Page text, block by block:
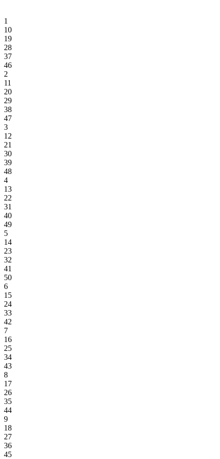
1
10
19
28
37
46
2
11
20
29
38
47
3
12
21
30
39
48
4
13
22
31
40
49
5
14
23
32
41
50
6
15
24
33
42
7
16
25
34
43
8
17
26
35
44
9
18
27
36
45